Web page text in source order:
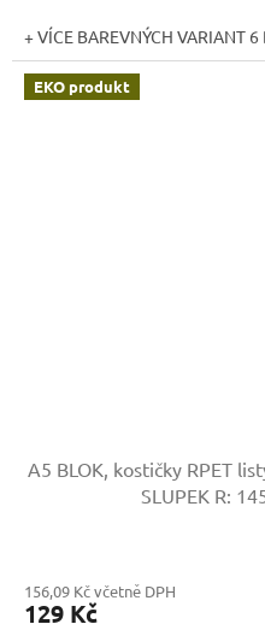
+ VÍCE BAREVNÝCH VARIANT 6
EKO produkt
A5 BLOK, kostičky RPET
SLUPEK R:
156,09 Kč včetně DPH
129 Kč